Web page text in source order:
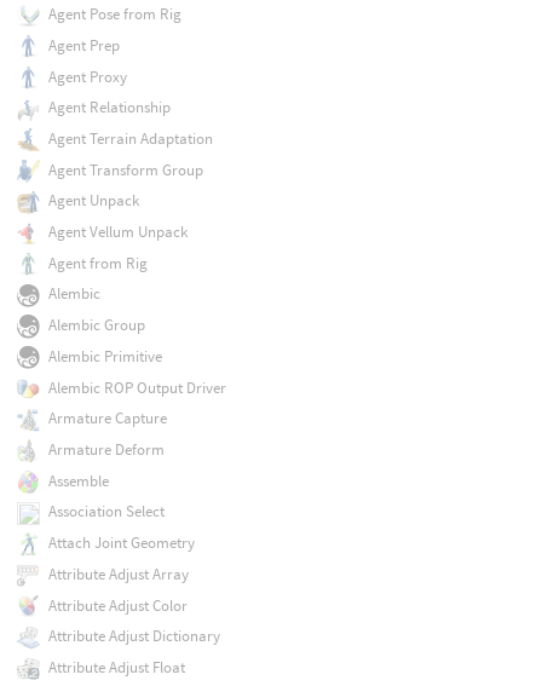
Agent Pose from Rig
Agent Prep
Agent Proxy
Agent Relationship
Agent Terrain Adaptation
Agent Transform Group
Agent Unpack
Agent Vellum Unpack
Agent from Rig
Alembic
Alembic Group
Alembic Primitive
Alembic ROP Output Driver
Armature Capture
Armature Deform
Assemble
Association Select
Attach Joint Geometry
Attribute Adjust Array
Attribute Adjust Color
Attribute Adjust Dictionary
Attribute Adjust Float